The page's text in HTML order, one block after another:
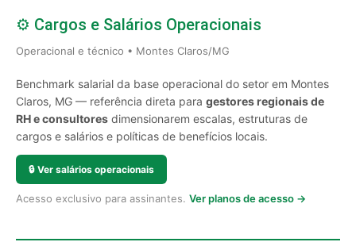
⚙️ Cargos e Salários Operacionais
Operacional e técnico • Montes Claros/MG
Benchmark salarial da base operacional do setor em Montes
Claros, MG — referência direta para gestores regionais de
RH e consultores dimensionarem escalas, estruturas de
cargos e salários e políticas de benefícios locais.
🔒 Ver salários operacionais
Acesso exclusivo para assinantes. Ver planos de acesso →